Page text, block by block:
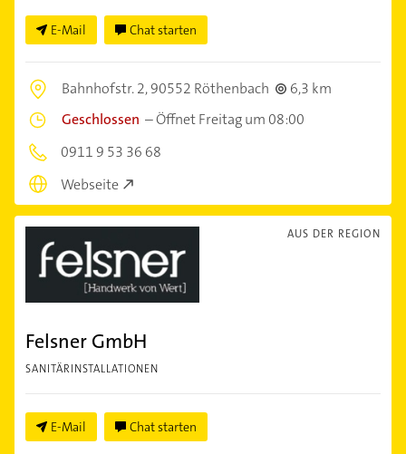
E-Mail Chat starten
Bahnhofstr. 2,90552 Röthenbach
6,3 km
Geschlossen –Öffnet Freitag um 08:00
0911 9 53 36 68
Webseite
AUS DER REGION
Felsner GmbH
SANITÄRINSTALLATIONEN
E-Mail Chat starten